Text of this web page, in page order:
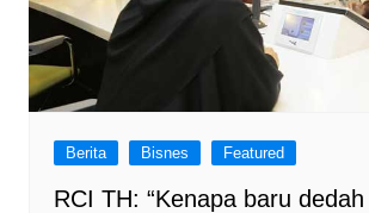
Berita Bisnes Featured
RCI TH: “Kenapa baru dedah